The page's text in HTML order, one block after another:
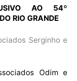
AO 54º
RIO GRANDE
Serginho e
Odim e